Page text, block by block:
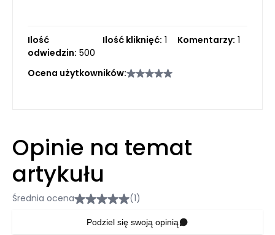
Ilość
odwiedzin: 500
Ilość kliknięć: 1 Komentarzy: 1
Ocena użytkowników:
Opinie na temat
artykułu
Średnia ocena (1)
Podziel się swoją opinią